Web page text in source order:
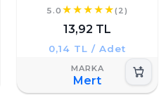
5.0 (2)
13,92 TL
0,14 TL / Adet
Mert